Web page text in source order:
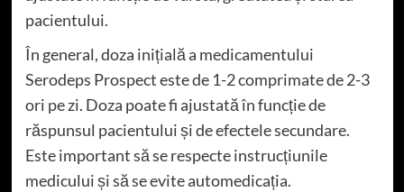
pacientului.
În general, doza inițială a medicamentului
Serodeps Prospect este de 1-2 comprimate de 2-3
ori pe zi. Doza poate fi ajustată în funcție de
răspunsul pacientului și de efectele secundare.
Este important să se respecte instrucțiunile
medicului și să se evite automedicația.